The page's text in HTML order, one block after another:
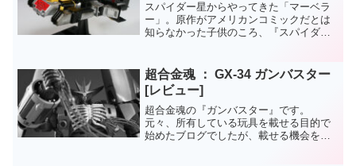
スパイダー星からやってきた「マーベラ
ー」。原作がアメリカンコミックだとは
知らなかった子供のころ、『スパイダー
ました。
超合金魂 ： GX-34 ガンバスター
[レビュー]
超合金魂の『ガンバスター』です。
元々、所有している玩具を載せる目的で
始めたブログでしたが、載せる機会を見